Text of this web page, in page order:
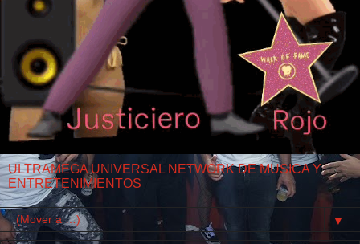
ULTRAMEGA UNIVERSAL NETWORK DE MUSICA Y
ENTRETENIMIENTOS
▼